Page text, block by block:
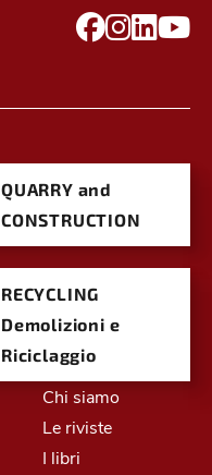
QUARRY and
CONSTRUCTION
RECYCLING
Demolizioni e
Riciclaggio
Chi siamo
Le riviste
I libri